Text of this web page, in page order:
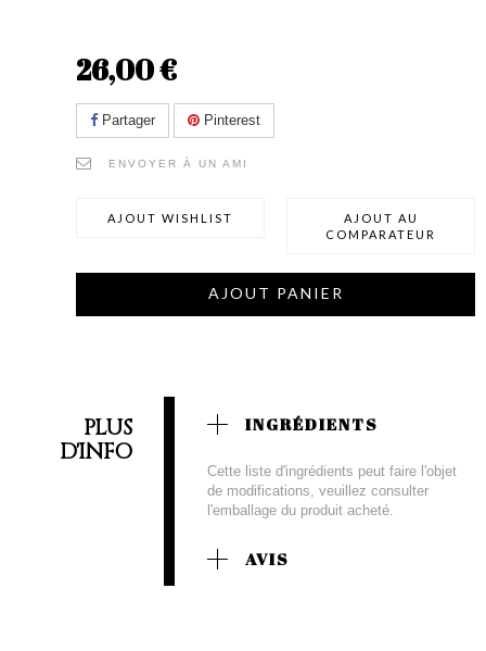
26,00 €
Partager Pinterest
ENVOYER À UN AMI
AJOUT WISHLIST
AJOUT AU
COMPARATEUR
AJOUT PANIER
PLUS
D'INFO
INGRÉDIENTS
Cette liste d'ingrédients peut faire l'objet
de modifications, veuillez consulter
l'emballage du produit acheté.
AVIS